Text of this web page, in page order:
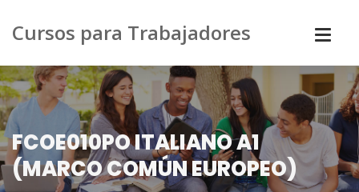
Cursos para Trabajadores
FCOE010PO ITALIANO A1
(MARCO COMÚN EUROPEO)